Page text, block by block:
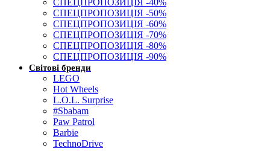
СПЕЦПРОПОЗИЦІЯ -40%
СПЕЦПРОПОЗИЦІЯ -50%
СПЕЦПРОПОЗИЦІЯ -60%
СПЕЦПРОПОЗИЦІЯ -70%
СПЕЦПРОПОЗИЦІЯ -80%
СПЕЦПРОПОЗИЦІЯ -90%
Світові бренди
LEGO
Hot Wheels
L.O.L. Surprise
#Sbabam
Paw Patrol
Barbie
TechnoDrive